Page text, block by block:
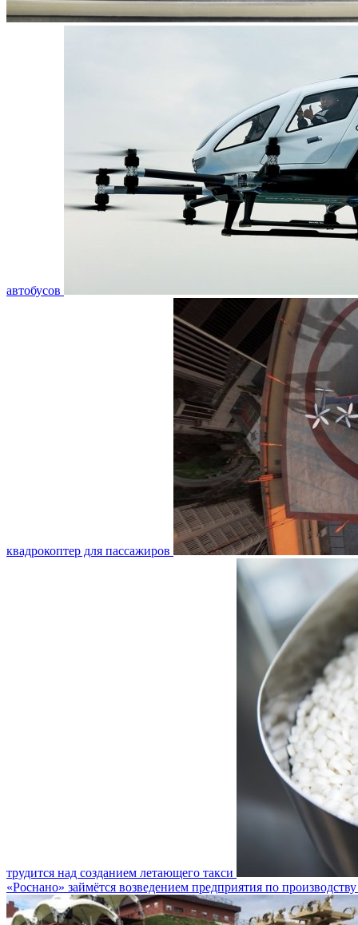
автобусов
квадрокоптер для пассажиров
трудится над созданием летающего такси
«Роснано» займётся возведением предприятия по